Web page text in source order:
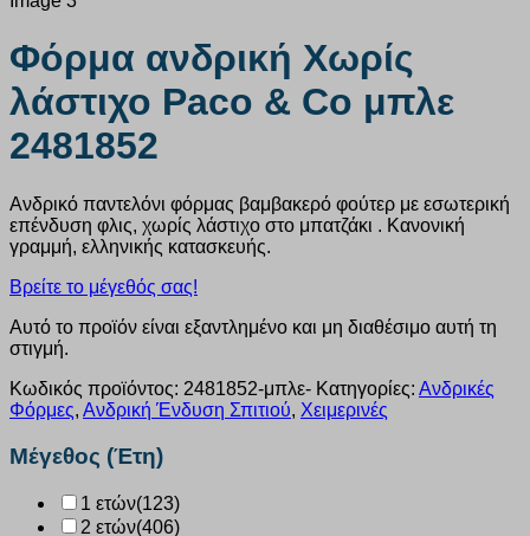
Φόρμα ανδρική Χωρίς
λάστιχο Paco & Co μπλε
2481852
Ανδρικό παντελόνι φόρμας βαμβακερό φούτερ με εσωτερική
επένδυση φλις, χωρίς λάστιχο στο μπατζάκι . Κανονική
γραμμή, ελληνικής κατασκευής.
Βρείτε το μέγεθός σας!
Αυτό το προϊόν είναι εξαντλημένο και μη διαθέσιμο αυτή τη
στιγμή.
Κωδικός προϊόντος: 2481852-μπλε- Κατηγορίες: Ανδρικές
Φόρμες, Ανδρική Ένδυση Σπιτιού, Χειμερινές
Μέγεθος (Έτη)
1 ετών(123)
2 ετών(406)